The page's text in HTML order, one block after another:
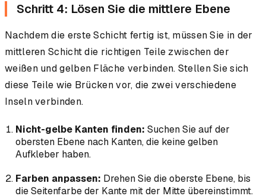
Schritt 4: Lösen Sie die mittlere Ebene
Nachdem die erste Schicht fertig ist, müssen Sie in der
mittleren Schicht die richtigen Teile zwischen der
weißen und gelben Fläche verbinden. Stellen Sie sich
diese Teile wie Brücken vor, die zwei verschiedene
Inseln verbinden.
Nicht-gelbe Kanten finden: Suchen Sie auf der
obersten Ebene nach Kanten, die keine gelben
Aufkleber haben.
Farben anpassen: Drehen Sie die oberste Ebene, bis
die Seitenfarbe der Kante mit der Mitte übereinstimmt.